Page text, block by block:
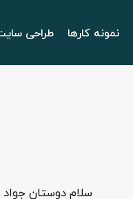
نمونه کارها طراحی